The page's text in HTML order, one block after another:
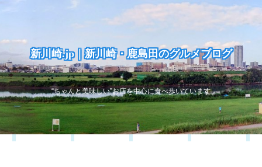
新川崎.jp｜新川崎・鹿島田のグルメブログ
“ちゃんと美味しい”お店を中心に食べ歩いています